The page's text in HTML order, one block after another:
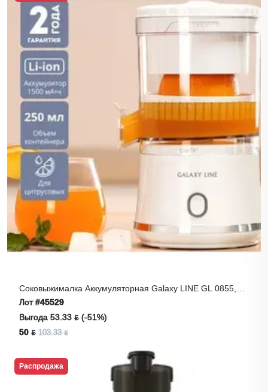
Соковыжималка Аккумуляторная Galaxy LINE GL 0855,
Черный
Лот#45529
Выгода 53.33 ƃ (-51%)
50 ƃ 103.33 ƃ
Распродажа